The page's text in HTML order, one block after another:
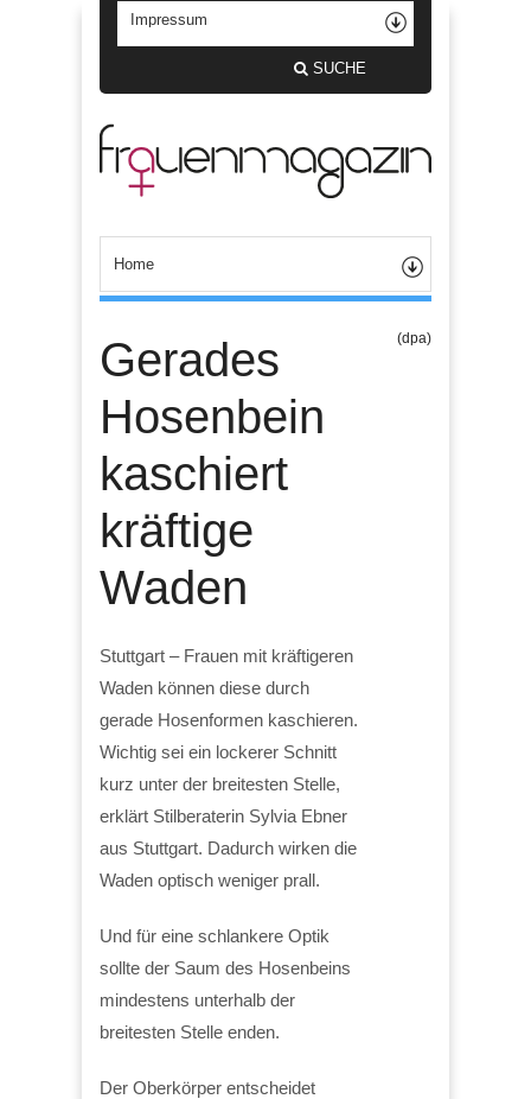
SUCHE
Gerades
Hosenbein
kaschiert
kräftige
Waden
(dpa)
Stuttgart – Frauen mit kräftigeren
Waden können diese durch
gerade Hosenformen kaschieren.
Wichtig sei ein lockerer Schnitt
kurz unter der breitesten Stelle,
erklärt Stilberaterin Sylvia Ebner
aus Stuttgart. Dadurch wirken die
Waden optisch weniger prall.
Und für eine schlankere Optik
sollte der Saum des Hosenbeins
mindestens unterhalb der
breitesten Stelle enden.
Der Oberkörper entscheidet